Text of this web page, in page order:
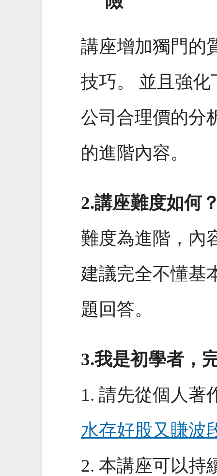
講座增加獨門的
技巧。 並且強
公司合理價的分
的進階內容。
2.講座難度如何
難度為進階，內
建議完全不懂基
題回答。
3.我是初學者，
1. 請先從個人著
水存好股又賺波
2. 本講座可以持